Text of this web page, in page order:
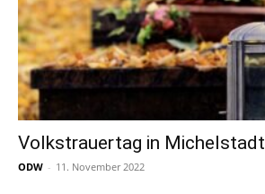
Volkstrauertag in Michelstadt
ODW - 11. November 2022